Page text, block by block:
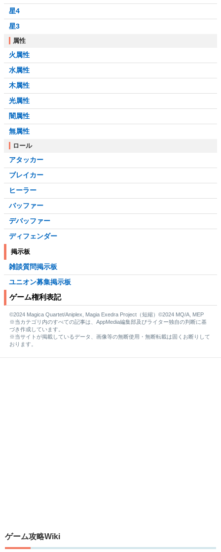
星4
星3
属性
火属性
水属性
木属性
光属性
闇属性
無属性
ロール
アタッカー
ブレイカー
ヒーラー
バッファー
デバッファー
ディフェンダー
掲示板
雑談質問掲示板
ユニオン募集掲示板
ゲーム権利表記
©2024 Magica Quartet/Aniplex, Magia Exedra Project（短縮）©2024 MQ/A, MEP
※当カテゴリ内のすべての記事は、AppMedia編集部及びライター独自の判断に基
づき作成しています。
※当サイトが掲載しているデータ、画像等の無断使用・無断転載は固くお断りして
おります。
ゲーム攻略Wiki